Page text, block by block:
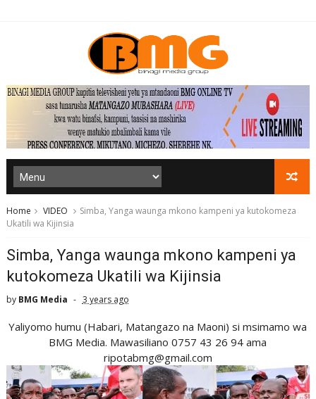
Home VIDEO
Simba, Yanga waunga mkono kampeni ya kutokomeza
Ukatili wa Kijinsia
Simba, Yanga waunga mkono kampeni ya
kutokomeza Ukatili wa Kijinsia
by BMG Media 3 years ago
Yaliyomo humu (Habari, Matangazo na Maoni) si msimamo wa
BMG Media. Mawasiliano 0757 43 26 94 ama
ripotabmg@gmail.com